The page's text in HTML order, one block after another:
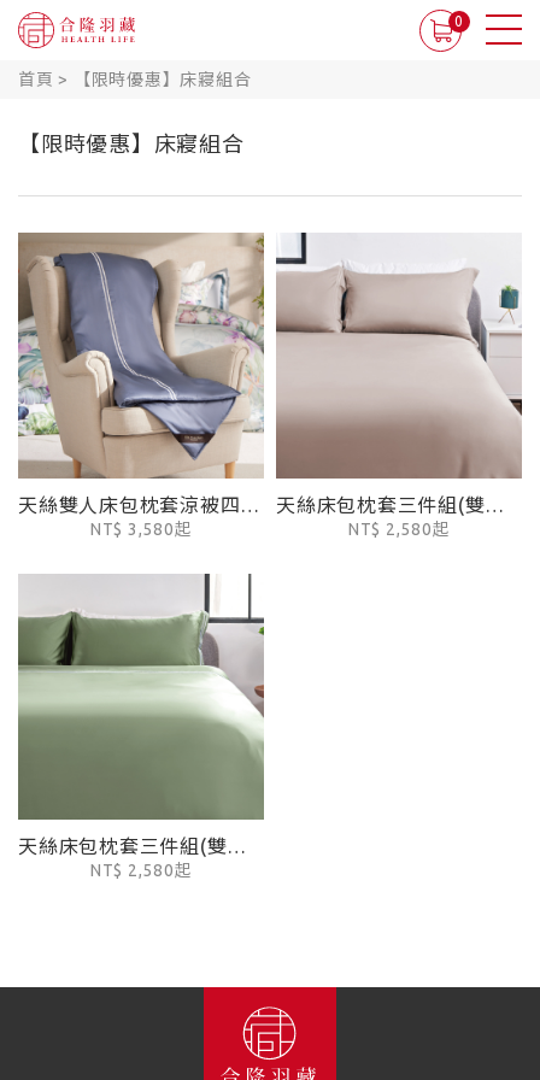
0
首頁 > 【限時優惠】床寢組合
【限時優惠】床寢組合
天絲雙人床包枕套涼被四件組
NT$ 3,580起
天絲床包枕套三件組(雙人/加大均一價)-亞麻灰
NT$ 2,580起
天絲床包枕套三件組(雙人/加大均一價)-羅勒綠
NT$ 2,580起